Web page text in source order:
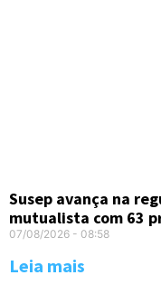
Susep avança na
mutualista com 63
07/08/2026 08:58
Leia mais